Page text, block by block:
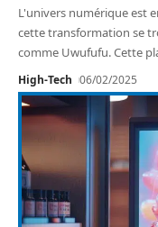
L'univers numérique est
cette transformation se
comme Uwufufu. Cette
High-Tech 06/02/2025